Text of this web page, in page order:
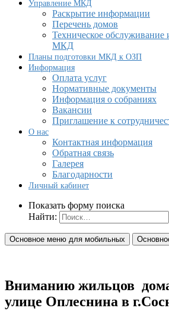
Управление МКД
Раскрытие информации
Перечень домов
Техническое
МКД
Планы подготовки МКД к ОЗП
Информация
Оплата услуг
Нормативные документы
Информация о собраниях
Вакансии
Приглашение к
О нас
Контактная информация
Обратная связь
Галерея
Благодарности
Личный кабинет
Показать форму поиска
Найти:
Основное меню для мобильных
Вниманию жильцов
улице Оплеснина в